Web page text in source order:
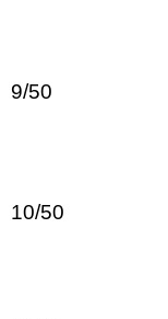
9/50
10/50